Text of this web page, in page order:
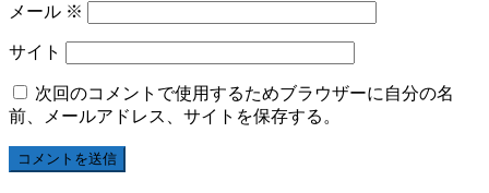
メール ※
サイト
次回のコメントで使用するためブラウザーに自分の名
前、メールアドレス、サイトを保存する。